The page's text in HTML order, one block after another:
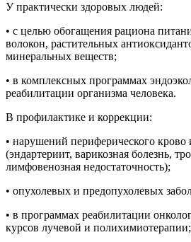
У практически здоровых людей:
• с целью обогащения рациона
волокон, растительных
минеральных веществ;
• в комплексных программах
реабилитации организма человека.
В профилактике и коррекции:
• нарушений периферического
(эндартериит, варикозная болезнь,
лимфовенозная недостаточность);
• опухолевых и предопухолевых
• в программах реабилитации
курсов лучевой и полихимиотерапии;